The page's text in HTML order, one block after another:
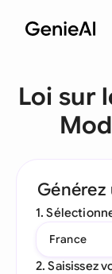
Loi sur
1.
France
2. Saisissez